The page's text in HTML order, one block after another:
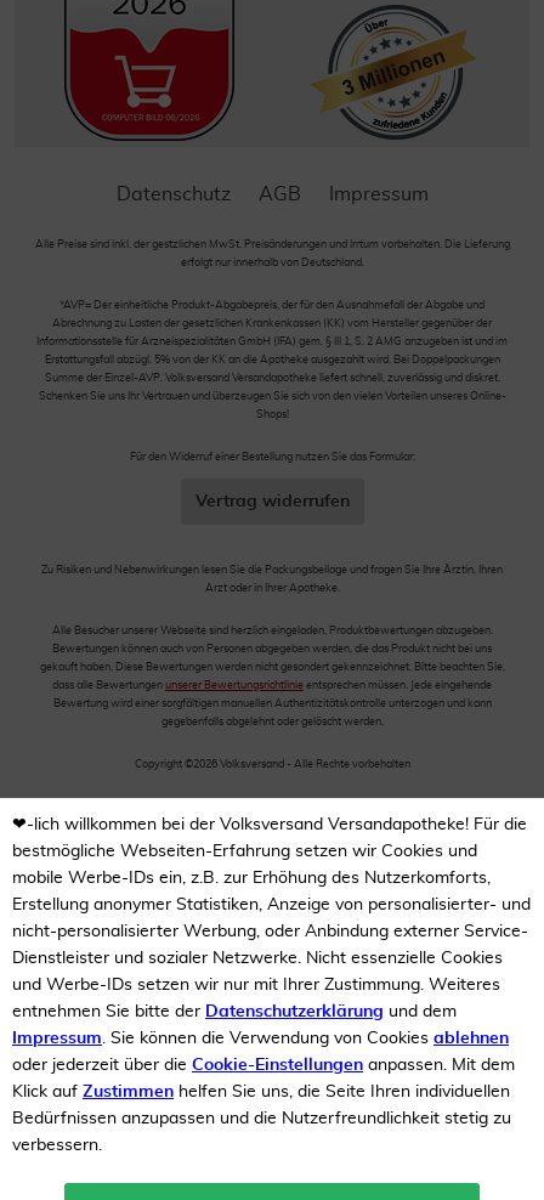
Datenschutz AGB Impressum
Alle Preise sind inkl. der gestzlichen MwSt. Preisänderungen und Irrtum vorbehalten. Die Lieferung
erfolgt nur innerhalb von Deutschland.
*AVP= Der einheitliche Produkt-Abgabepreis, der für den Ausnahmefall der Abgabe und
Abrechnung zu Lasten der gesetzlichen Krankenkassen (KK) vom Hersteller gegenüber der
Informationsstelle für Arzneispezialitäten GmbH (IFA) gem. § III 1, S. 2 AMG anzugeben ist und im
Erstattungsfall abzügl. 5% von der KK an die Apotheke ausgezahlt wird. Bei Doppelpackungen
Summe der Einzel-AVP. Volksversand Versandapotheke liefert schnell, zuverlässig und diskret.
Schenken Sie uns Ihr Vertrauen und überzeugen Sie sich von den vielen Vorteilen unseres Online-
Shops!
Für den Widerruf einer Bestellung nutzen Sie das Formular:
Vertrag widerrufen
Zu Risiken und Nebenwirkungen lesen Sie die Packungsbeilage und fragen Sie Ihre Ärztin, Ihren
Arzt oder in Ihrer Apotheke.
Alle Besucher unserer Webseite sind herzlich eingeladen, Produktbewertungen abzugeben.
Bewertungen können auch von Personen abgegeben werden, die das Produkt nicht bei uns
gekauft haben. Diese Bewertungen werden nicht gesondert gekennzeichnet. Bitte beachten Sie,
dass alle Bewertungen unserer Bewertungsrichtlinie entsprechen müssen. Jede eingehende
Bewertung wird einer sorgfältigen manuellen Authentizitätskontrolle unterzogen und kann
gegebenfalls abgelehnt oder gelöscht werden.
Copyright ©2026 Volksversand - Alle Rechte vorbehalten
❤-lich willkommen bei der Volksversand Versandapotheke! Für die
bestmögliche Webseiten-Erfahrung setzen wir Cookies und
mobile Werbe-IDs ein, z.B. zur Erhöhung des Nutzerkomforts,
Erstellung anonymer Statistiken, Anzeige von personalisierter- und
nicht-personalisierter Werbung, oder Anbindung externer Service-
Dienstleister und sozialer Netzwerke. Nicht essenzielle Cookies
und Werbe-IDs setzen wir nur mit Ihrer Zustimmung. Weiteres
entnehmen Sie bitte der Datenschutzerklärung und dem
Impressum. Sie können die Verwendung von Cookies ablehnen
oder jederzeit über die Cookie-Einstellungen anpassen. Mit dem
Klick auf Zustimmen helfen Sie uns, die Seite Ihren individuellen
Bedürfnissen anzupassen und die Nutzerfreundlichkeit stetig zu
verbessern.